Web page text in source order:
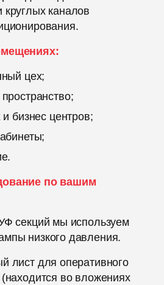
каналов
цех;
бизнес центров;
по вашим
секций мы используем
низкого давления.
лист для оперативного
во вложениях